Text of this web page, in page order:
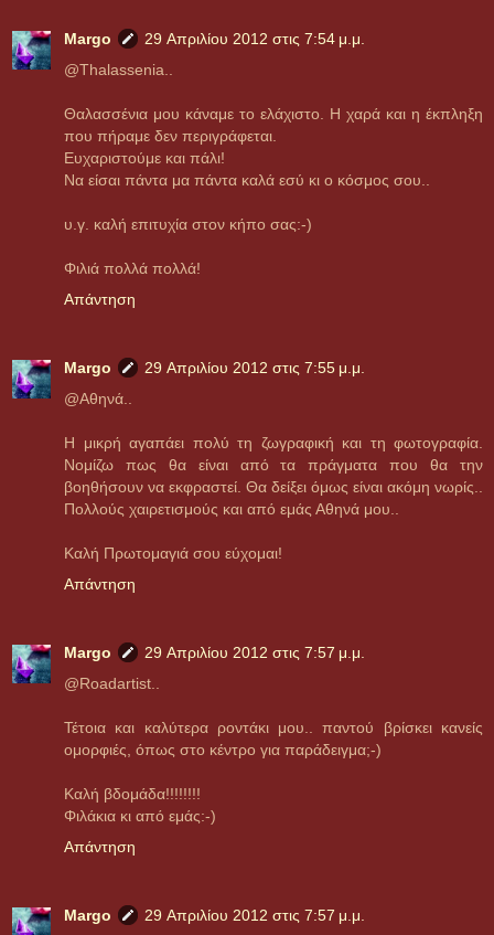
Margo
29 Απριλίου 2012 στις 7:54 μ.μ.
@Thalassenia..
Θαλασσένια μου κάναμε το ελάχιστο. Η χαρά και η έκπληξη
που πήραμε δεν περιγράφεται.
Ευχαριστούμε και πάλι!
Να είσαι πάντα μα πάντα καλά εσύ κι ο κόσμος σου..
υ.γ. καλή επιτυχία στον κήπο σας:-)
Φιλιά πολλά πολλά!
Απάντηση
Margo
29 Απριλίου 2012 στις 7:55 μ.μ.
@Aθηνά..
Η μικρή αγαπάει πολύ τη ζωγραφική και τη φωτογραφία.
Νομίζω πως θα είναι από τα πράγματα που θα την
βοηθήσουν να εκφραστεί. Θα δείξει όμως είναι ακόμη νωρίς..
Πολλούς χαιρετισμούς και από εμάς Αθηνά μου..
Καλή Πρωτομαγιά σου εύχομαι!
Απάντηση
Margo
29 Απριλίου 2012 στις 7:57 μ.μ.
@Roadartist..
Τέτοια και καλύτερα ροντάκι μου.. παντού βρίσκει κανείς
ομορφιές, όπως στο κέντρο για παράδειγμα;-)
Καλή βδομάδα!!!!!!!!
Φιλάκια κι από εμάς:-)
Απάντηση
Margo
29 Απριλίου 2012 στις 7:57 μ.μ.